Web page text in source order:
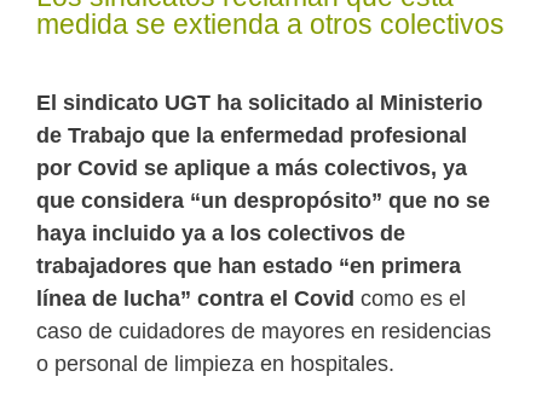
medida se extienda a otros colectivos
El sindicato UGT ha solicitado al Ministerio
de Trabajo que la enfermedad profesional
por Covid se aplique a más colectivos, ya
que considera “un despropósito” que no se
haya incluido ya a los colectivos de
trabajadores que han estado “en primera
línea de lucha” contra el Covid como es el
caso de cuidadores de mayores en residencias
o personal de limpieza en hospitales.